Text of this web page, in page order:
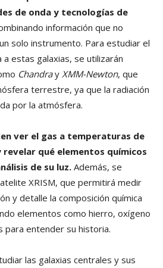
de onda y tecnologías de
información que no
solo instrumento. Para estudiar el
estas galaxias, se utilizarán
Chandray XMM-Newton, que
terrestre, ya que la radiación
por la atmósfera.
ver el gas a temperaturas de
qué elementos químicos
de su luz. Además, se
XRISM, que permitirá medir
y detalle la composición química
elementos como hierro, oxígeno
para entender su historia.
las galaxias centrales y sus